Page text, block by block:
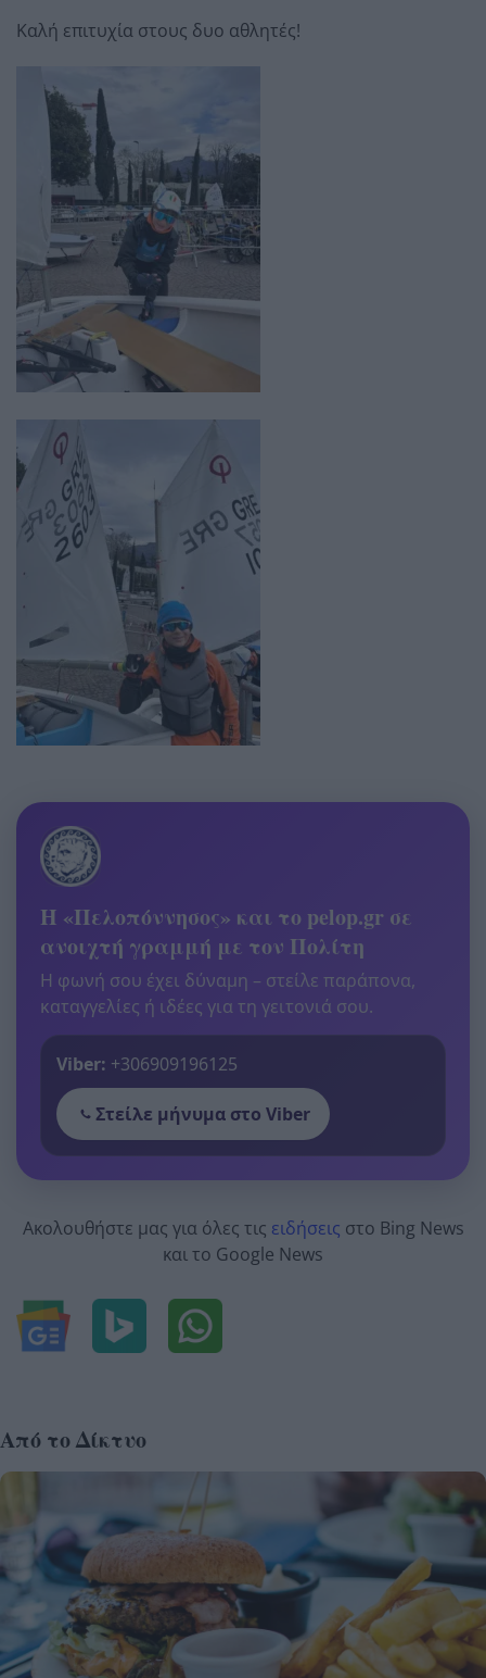
Καλή επιτυχία στους δυο αθλητές!
Η «Πελοπόννησος» και το pelop.gr σε
ανοιχτή γραμμή με τον Πολίτη
Η φωνή σου έχει δύναμη – στείλε παράπονα,
καταγγελίες ή ιδέες για τη γειτονιά σου.
Viber: +306909196125
Στείλε μήνυμα στο Viber
Ακολουθήστε μας για όλες τις ειδήσεις στο Bing News
και το Google News
Από το Δίκτυο